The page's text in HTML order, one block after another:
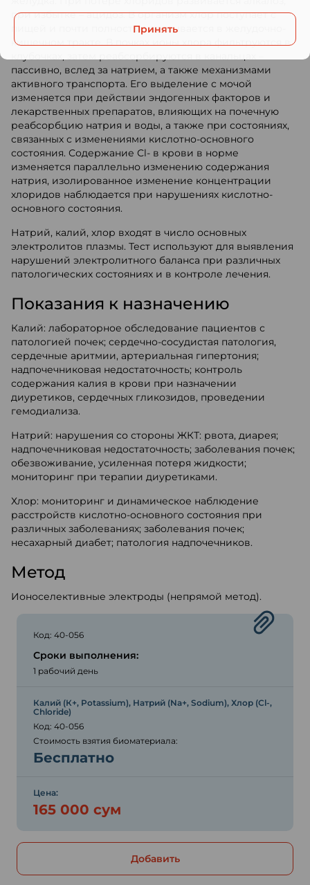
при избытке – ацидоз. В организм хлор поступает с
пищей и почти полностью всасывается в желудочно-
кишечном тракте. В почках ионы хлора фильтруются в
пассивно, вслед за натрием, а также механизмами
активного транспорта. Его выделение с мочой
изменяется при действии эндогенных факторов и
лекарственных препаратов, влияющих на почечную
реабсорбцию натрия и воды, а также при состояниях,
связанных с изменениями кислотно-основного
состояния. Содержание Сl- в крови в норме
изменяется параллельно изменению содержания
натрия, изолированное изменение концентрации
хлоридов наблюдается при нарушениях кислотно-
основного состояния.
Натрий, калий, хлор входят в число основных
электролитов плазмы. Тест используют для выявления
нарушений электролитного баланса при различных
патологических состояниях и в контроле лечения.
Показания к назначению
Калий: лабораторное обследование пациентов с
патологией почек; сердечно-сосудистая патология,
сердечные аритмии, артериальная гипертония;
надпочечниковая недостаточность; контроль
содержания калия в крови при назначении
диуретиков, сердечных гликозидов, проведении
гемодиализа.
Натрий: нарушения со стороны ЖКТ: рвота, диарея;
надпочечниковая недостаточность; заболевания почек;
обезвоживание, усиленная потеря жидкости;
мониторинг при терапии диуретиками.
Хлор: мониторинг и динамическое наблюдение
расстройств кислотно-основного состояния при
различных заболеваниях; заболевания почек;
несахарный диабет; патология надпочечников.
Метод
Ионоселективные электроды (непрямой метод).
Код: 40-056
Сроки выполнения:
1 рабочий день
Калий (К+, Potassium), Натрий (Na+, Sodium), Хлор (Сl-,
Chloride)
Код: 40-056
Стоимость взятия биоматериала:
Бесплатно
Цена:
165 000 сум
Добавить
Принять